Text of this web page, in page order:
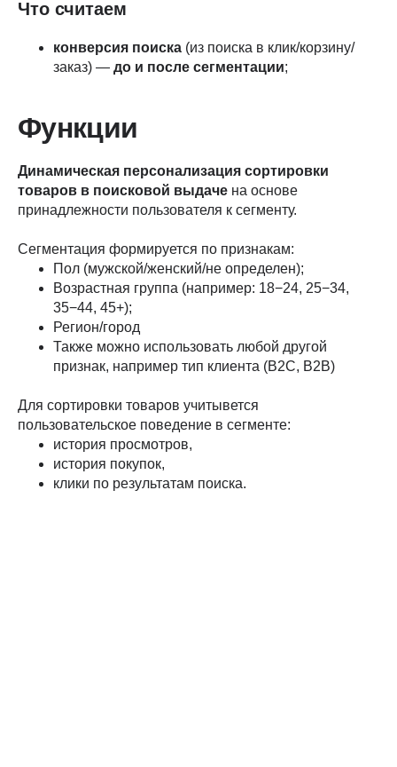
Что считаем
конверсия поиска (из поиска в клик/корзину/
заказ) — до и после сегментации;
Функции
Динамическая персонализация сортировки
товаров в поисковой выдаче на основе
принадлежности пользователя к сегменту.
Сегментация формируется по признакам:
Пол (мужской/женский/не определен);
Возрастная группа (например: 18−24, 25−34,
35−44, 45+);
Регион/город
Также можно использовать любой другой
признак, например тип клиента (B2C, B2B)
Для сортировки товаров учитывется
пользовательское поведение в сегменте:
история просмотров,
история покупок,
клики по результатам поиска.